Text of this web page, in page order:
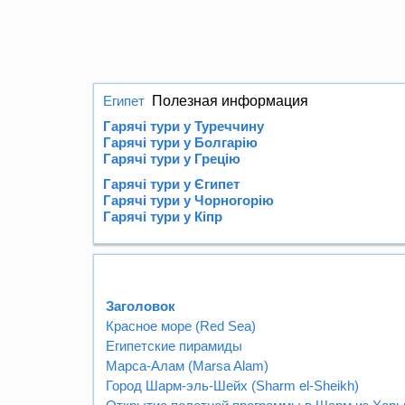
Египет Полезная информация
Гарячі тури у Туреччину
Гарячі тури у Болгарію
Гарячі тури у Грецію
Гарячі тури у Єгипет
Гарячі тури у Чорногорію
Гарячі тури у Кіпр
Заголовок
Красное море (Red Sea)
Египетские пирамиды
Марса-Алам (Marsa Alam)
Город Шарм-эль-Шейх (Sharm el-Sheikh)